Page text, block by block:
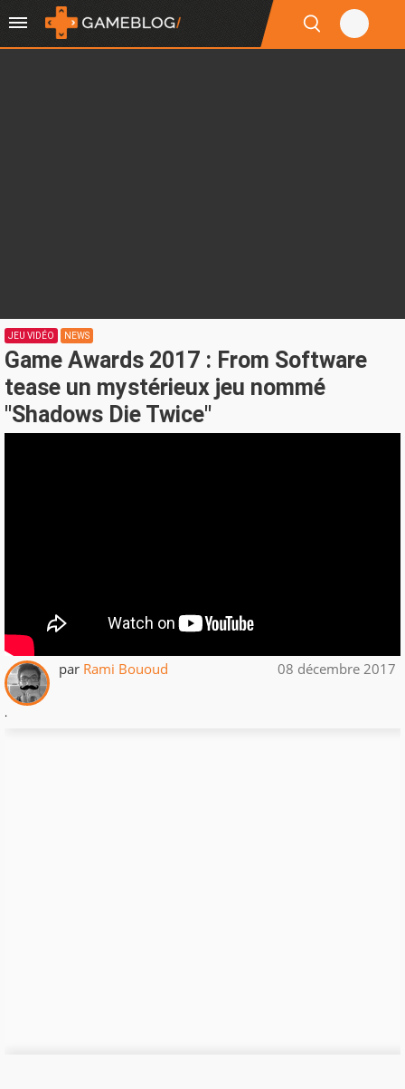
JEU VIDÉO NEWS
Game Awards 2017 : From Software
tease un mystérieux jeu nommé
"Shadows Die Twice"
par Rami Bououd 08 décembre 2017
.